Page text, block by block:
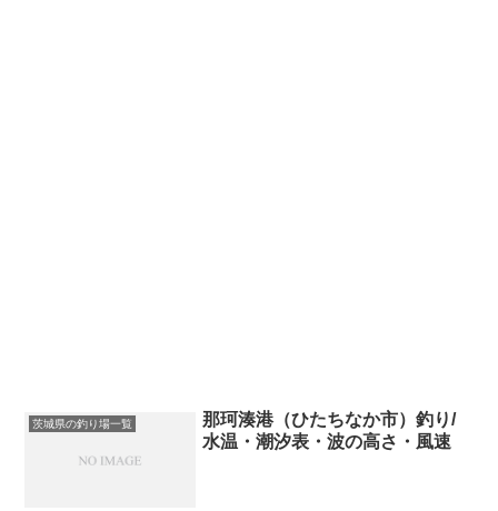
茨城県の釣り場一覧
那珂湊港（ひたちなか市）釣り/
水温・潮汐表・波の高さ・風速